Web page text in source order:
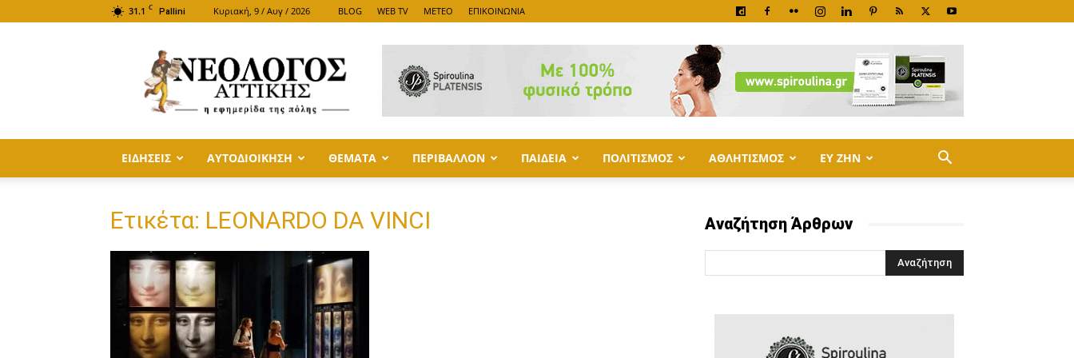
31.1 C Pallini Κυριακή, 9 / Αυγ / 2026 BLOG WEB TV METEO ΕΠΙΚΟΙΝΩΝΙΑ
ΑΤΤΙΚΗΣ
ΕΙΔΗΣΕΙΣ ΑΥΤΟΔΙΟΙΚΗΣΗ ΘΕΜΑΤΑ ΠΕΡΙΒΑΛΛΟΝ ΠΑΙΔΕΙΑ ΠΟΛΙΤΙΣΜΟΣ ΑΘΛΗΤΙΣΜΟΣ ΕΥ ΖΗΝ
Ετικέτα: LEONARDO DA VINCI Αναζήτηση Άρθρων